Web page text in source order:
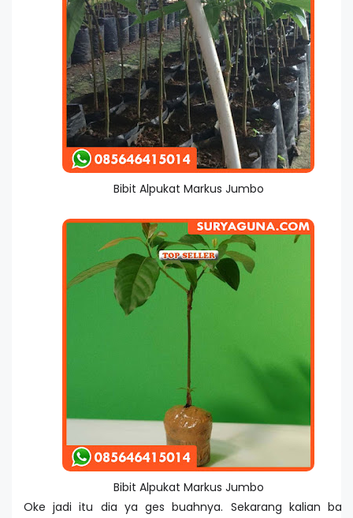
Bibit Alpukat Markus Jumbo
Bibit Alpukat Markus Jumbo
Oke jadi itu dia ya ges buahnya. Sekarang kalian baru